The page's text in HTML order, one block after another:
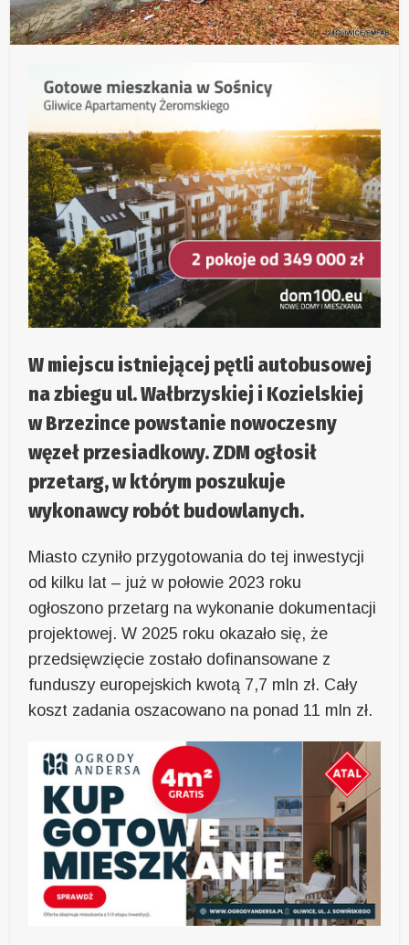
W miejscu istniejącej pętli autobusowej
na zbiegu ul. Wałbrzyskiej i Kozielskiej
w Brzezince powstanie nowoczesny
węzeł przesiadkowy. ZDM ogłosił
przetarg, w którym poszukuje
wykonawcy robót budowlanych.
Miasto czyniło przygotowania do tej inwestycji
od kilku lat – już w połowie 2023 roku
ogłoszono przetarg na wykonanie dokumentacji
projektowej. W 2025 roku okazało się, że
przedsięwzięcie zostało dofinansowane z
funduszy europejskich kwotą 7,7 mln zł. Cały
koszt zadania oszacowano na ponad 11 mln zł.